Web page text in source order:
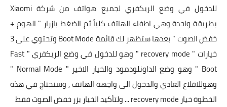
للدخول في وضع الريكفري لجميع هواتف من شركة Xiaomi
بطريقة واحدة وهي اطفاء الهاتف كلياً ثم الضغط بازرار " الهوم +
خفض الصوت " بعدها ستظهر لك قائمة Boot Mode وتحتوي على 3
خيارات " recovery mode " وهو للدخول في وضع الريكفري " Fast
Boot " وهو وضع الداونلودمود والخيار الاخير " Normal Mode "
وهوللاقلاع العادي والدخول الى واجهة الهاتف , وسنحتاج في هذه
الخطوة خيار recovery mode ... ولتأكيد الخيار بزر خفض الصوت فقط